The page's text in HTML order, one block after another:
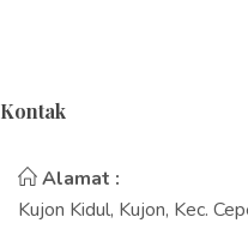
Kontak
Alamat :
Kujon Kidul, Kujon, Kec.